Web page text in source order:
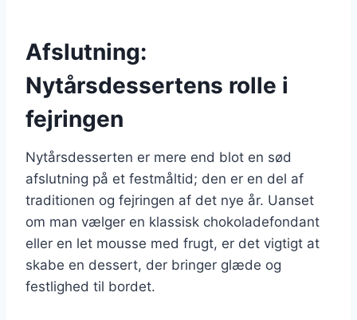
Afslutning:
Nytårsdessertens rolle i
fejringen
Nytårsdesserten er mere end blot en sød
afslutning på et festmåltid; den er en del af
traditionen og fejringen af det nye år. Uanset
om man vælger en klassisk chokoladefondant
eller en let mousse med frugt, er det vigtigt at
skabe en dessert, der bringer glæde og
festlighed til bordet.